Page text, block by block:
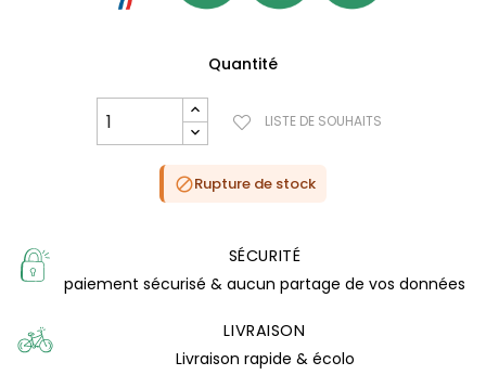
Quantité
LISTE DE SOUHAITS
Rupture de stock
SÉCURITÉ
paiement sécurisé & aucun partage de vos données
LIVRAISON
Livraison rapide & écolo